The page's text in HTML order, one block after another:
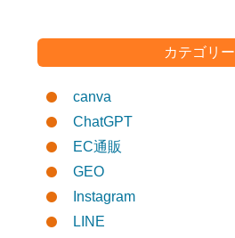
カテゴリー
canva
ChatGPT
EC通販
GEO
Instagram
LINE